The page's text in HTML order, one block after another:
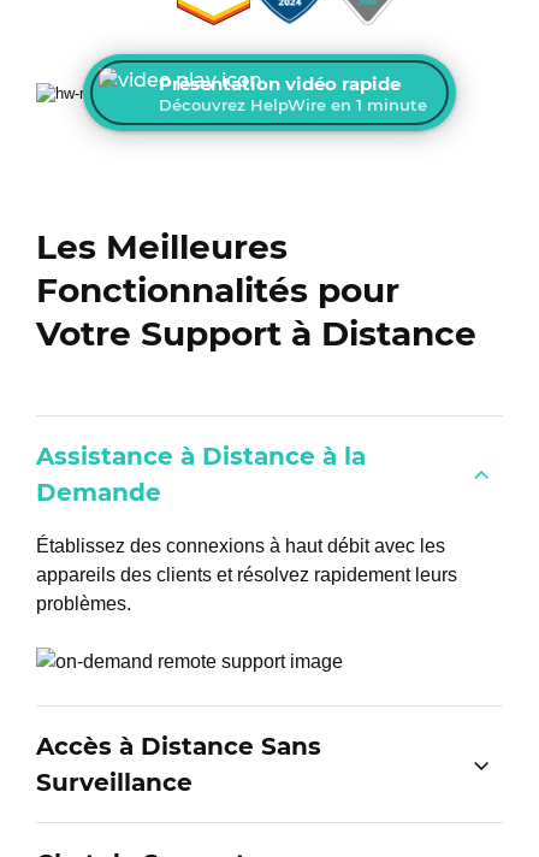
Présentation vidéo rapide
Découvrez HelpWire en 1 minute
Les Meilleures
Fonctionnalités pour
Votre Support à Distance
Assistance à Distance à la
Demande
Établissez des connexions à haut débit avec les
appareils des clients et résolvez rapidement leurs
problèmes.
Accès à Distance Sans
Surveillance